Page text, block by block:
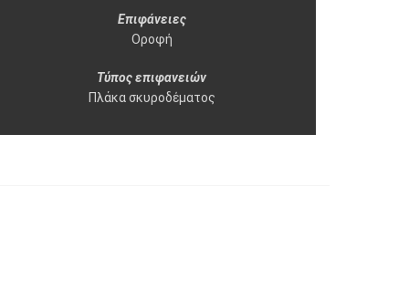
Επιφάνειες
Οροφή
Τύπος επιφανειών
Πλάκα σκυροδέματος